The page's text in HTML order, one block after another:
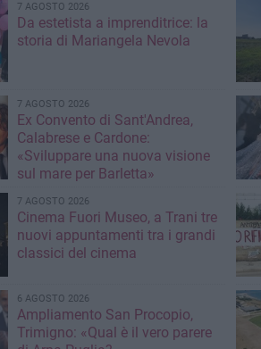
7 AGOSTO 2026
Da estetista a imprenditrice: la
storia di Mariangela Nevola
7 AGOSTO 2026
Ex Convento di Sant'Andrea,
Calabrese e Cardone:
«Sviluppare una nuova visione
sul mare per Barletta»
7 AGOSTO 2026
Cinema Fuori Museo, a Trani tre
nuovi appuntamenti tra i grandi
classici del cinema
6 AGOSTO 2026
Ampliamento San Procopio,
Trimigno: «Qual è il vero parere